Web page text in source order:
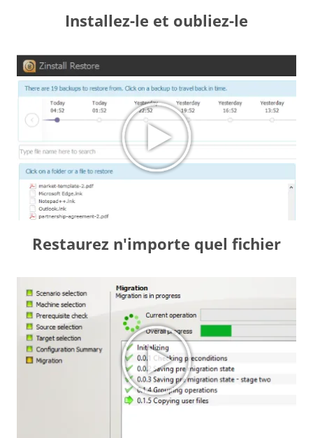
Installez-le et oubliez-le
Restaurez n'importe quel fichier